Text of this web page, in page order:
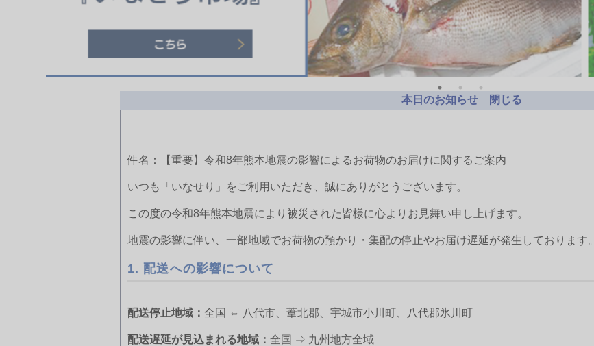
本日のお知らせ 閉じる
件名：【重要】令和8年熊本地震の影響によるお荷物のお届けに関するご案内
いつも「いなせり」をご利用いただき、誠にありがとうございます。
この度の令和8年熊本地震により被災された皆様に心よりお見舞い申し上げます。
地震の影響に伴い、一部地域でお荷物の預かり・集配の停止やお届け遅延が発生しております。
1. 配送への影響について
配送停止地域： 全国 ⇔ 八代市、葦北郡、宇城市小川町、八代郡氷川町
配送遅延が見込まれる地域： 全国 ⇒ 九州地方全域